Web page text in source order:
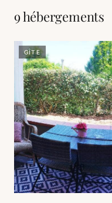
9 hébergements
GÎTE